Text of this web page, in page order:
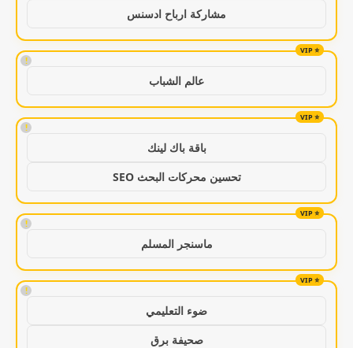
مشاركة ارباح ادسنس
!
عالم الشباب
!
باقة باك لينك
تحسين محركات البحث SEO
!
ماسنجر المسلم
!
ضوء التعليمي
صحيفة برق